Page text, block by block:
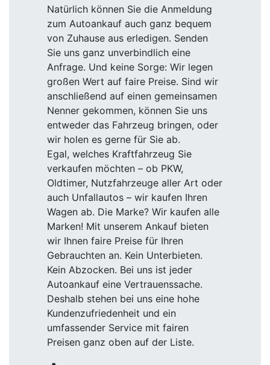
Natürlich können Sie die Anmeldung
zum Autoankauf auch ganz bequem
von Zuhause aus erledigen. Senden
Sie uns ganz unverbindlich eine
Anfrage. Und keine Sorge: Wir legen
großen Wert auf faire Preise. Sind wir
anschließend auf einen gemeinsamen
Nenner gekommen, können Sie uns
entweder das Fahrzeug bringen, oder
wir holen es gerne für Sie ab.
Egal, welches Kraftfahrzeug Sie
verkaufen möchten – ob PKW,
Oldtimer, Nutzfahrzeuge aller Art oder
auch Unfallautos – wir kaufen Ihren
Wagen ab. Die Marke? Wir kaufen alle
Marken! Mit unserem Ankauf bieten
wir Ihnen faire Preise für Ihren
Gebrauchten an. Kein Unterbieten.
Kein Abzocken. Bei uns ist jeder
Autoankauf eine Vertrauenssache.
Deshalb stehen bei uns eine hohe
Kundenzufriedenheit und ein
umfassender Service mit fairen
Preisen ganz oben auf der Liste.